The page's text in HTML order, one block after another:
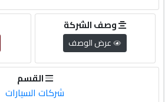
التسجيل
English
وصف الشركة
عرض الوصف
القسم
شركات السيارات